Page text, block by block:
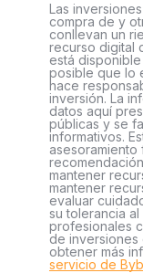
Las
compra de y
conllevan un
recurso digital
está
posible que lo
hace
inversión. La
datos aquí
públicas y se
informativos.
asesoramiento
mantener
mantener
evaluar
su tolerancia
profesionales
de inversiones
obtener más
servicio de